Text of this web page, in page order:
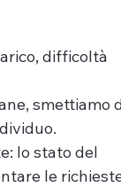
difficoltà
smettiamo
lo stato del
le